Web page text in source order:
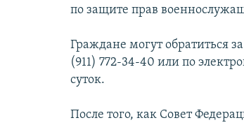
по защите прав
Граждане могут обратиться
(911) 772-34-40 или по
суток.
После того, как Совет